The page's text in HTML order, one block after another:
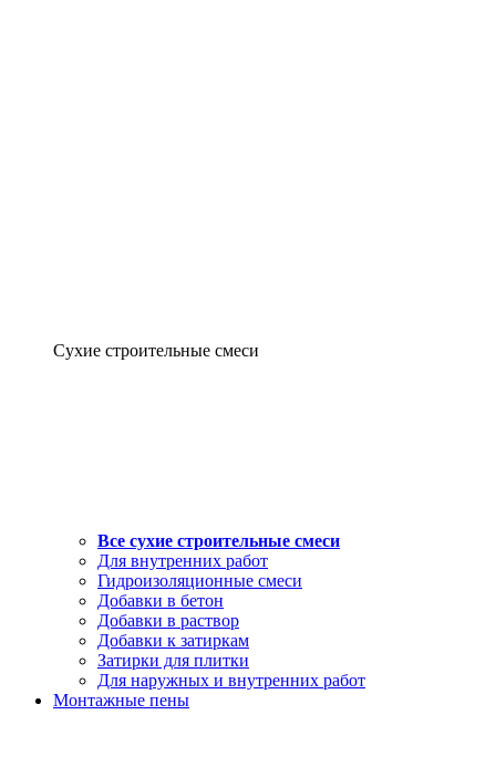
Сухие строительные смеси
Все сухие строительные смеси
Для внутренних работ
Гидроизоляционные смеси
Добавки в бетон
Добавки в раствор
Добавки к затиркам
Затирки для плитки
Для наружных и внутренних работ
Монтажные пены